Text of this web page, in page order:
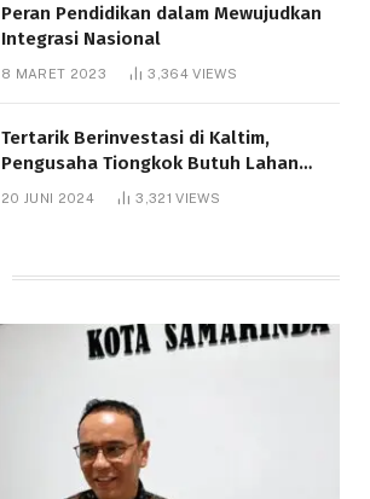
Peran Pendidikan dalam Mewujudkan
Integrasi Nasional
8 MARET 2023 3,364VIEWS
Tertarik Berinvestasi di Kaltim,
Pengusaha Tiongkok Butuh Lahan
1.000 Hektare
20 JUNI 2024 3,321VIEWS